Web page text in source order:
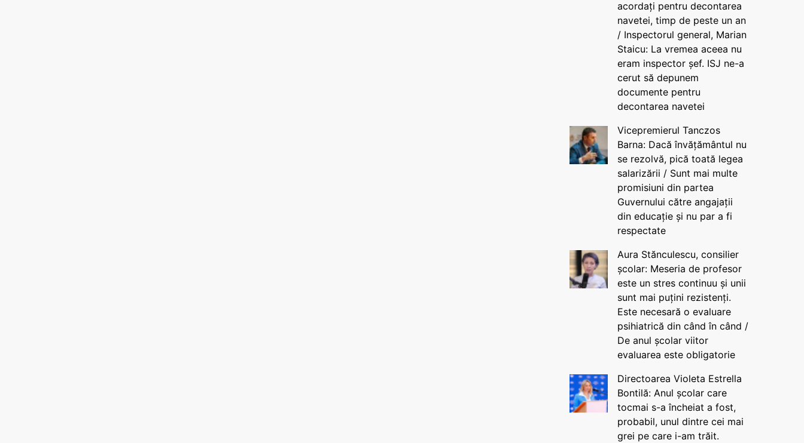
acordați pentru decontarea
navetei, timp de peste un an
/ Inspectorul general, Marian
Staicu: La vremea aceea nu
eram inspector șef. ISJ ne-a
cerut să depunem
documente pentru
decontarea navetei
Vicepremierul Tanczos
Barna: Dacă învățământul nu
se rezolvă, pică toată legea
salarizării / Sunt mai multe
promisiuni din partea
Guvernului către angajații
din educație și nu par a fi
respectate
Aura Stănculescu, consilier
școlar: Meseria de profesor
este un stres continuu și unii
sunt mai puțini rezistenți.
Este necesară o evaluare
psihiatrică din când în când /
De anul școlar viitor
evaluarea este obligatorie
Directoarea Violeta Estrella
Bontilă: Anul școlar care
tocmai s-a încheiat a fost,
probabil, unul dintre cei mai
grei pe care i-am trăit.